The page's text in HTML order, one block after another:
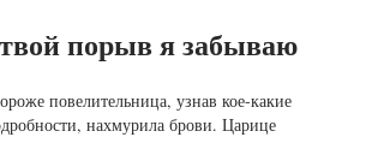
порыв я забываю
повелительница, узнав кое-какие
нахмурила брови. Царице